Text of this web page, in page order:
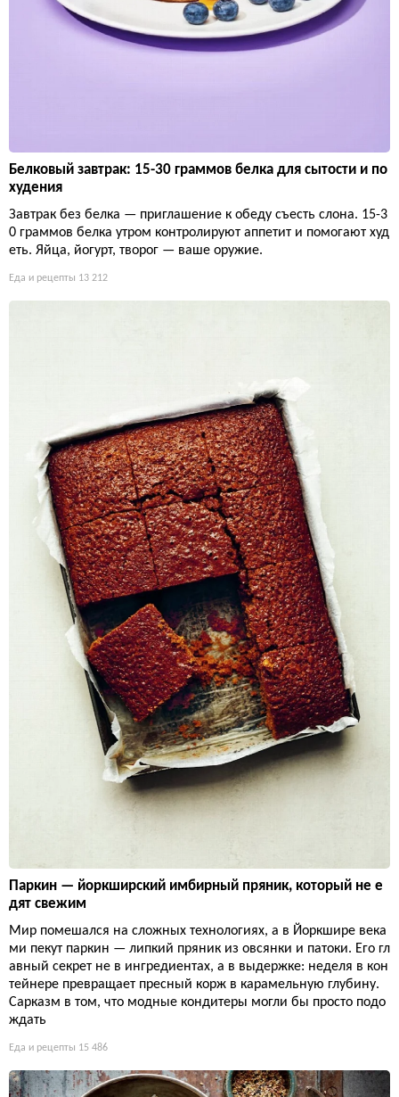
Белковый завтрак: 15-30 граммов белка для сытости и по
худения
Завтрак без белка — приглашение к обеду съесть слона. 15-3
0 граммов белка утром контролируют аппетит и помогают худ
еть. Яйца, йогурт, творог — ваше оружие.
Еда и рецепты 13 212
Паркин — йоркширский имбирный пряник, который не е
дят свежим
Мир помешался на сложных технологиях, а в Йоркшире века
ми пекут паркин — липкий пряник из овсянки и патоки. Его гл
авный секрет не в ингредиентах, а в выдержке: неделя в кон
тейнере превращает пресный корж в карамельную глубину.
Сарказм в том, что модные кондитеры могли бы просто подо
ждать
Еда и рецепты 15 486